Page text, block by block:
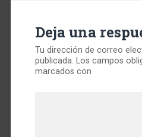
Deja una
Tu dirección de correo
publicada. Los campos
marcados con